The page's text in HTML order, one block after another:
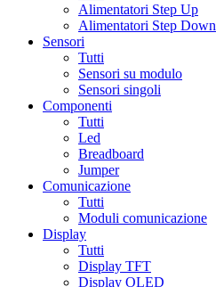
Alimentatori Step Up
Alimentatori Step Down
Sensori
Tutti
Sensori su modulo
Sensori singoli
Componenti
Tutti
Led
Breadboard
Jumper
Comunicazione
Tutti
Moduli comunicazione
Display
Tutti
Display TFT
Display OLED